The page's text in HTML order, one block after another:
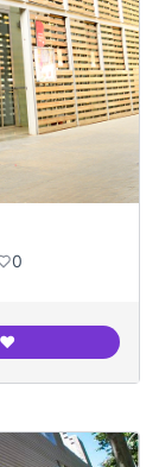
0
❤️Espai Jove